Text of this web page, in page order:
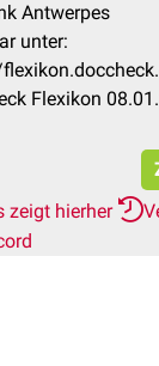
Antwerpes
unter:
Flexikon
zeigt hierher